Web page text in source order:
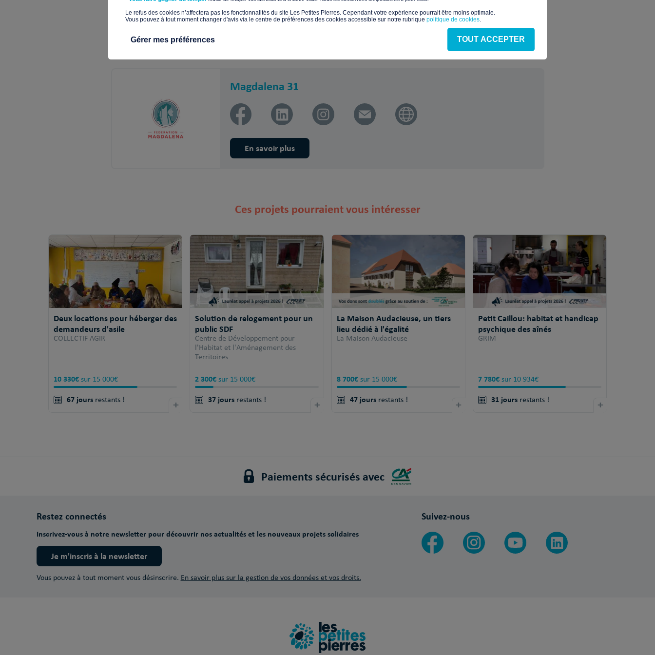
Magdalena 31
En savoir plus
Ces projets pourraient vous intéresser
Deux locations pour héberger des
demandeurs d'asile
COLLECTIF AGIR
10 330€ sur 15 000€
67 jours restants ! +
Solution de relogement pour un
public SDF
Centre de Développement pour
l'Habitat et l'Aménagement des
Territoires
2 300€ sur 15 000€
37 jours restants ! +
La Maison Audacieuse, un tiers
lieu dédié à l'égalité
La Maison Audacieuse
8 700€sur 15 000€
47 joursrestants ! +
Petit Caillou: habitat et handicap
psychique des aînés
GRIM
7 780€sur 10 934€
31 joursrestants ! +
Paiements sécurisés avec
Restez connectés
Inscrivez-vous à notre newsletter pour découvrir nos actualités et les nouveaux projets solidaires
Je m'inscris à la newsletter
Vous pouvez à tout moment vous désinscrire. En savoir plus sur la gestion de vos données et vos droits.
Suivez-nous
​Le refus des cookies n’affectera pas les fonctionnalités du site Les Petites Pierres. Cependant votre expérience pourrait être moins optimale.​
Vous pouvez à tout moment changer d'avis via le centre de préférences des cookies accessible sur notre rubrique politique de cookies.
TOUT ACCEPTER
Gérer mes préférences